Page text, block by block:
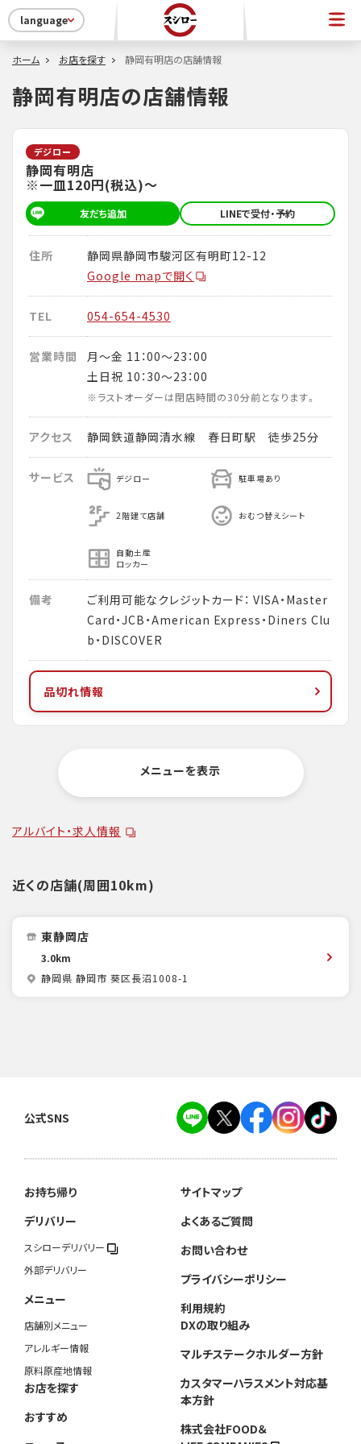
language
ホーム お店を探す 静岡有明店の店舗情報
静岡有明店の店舗情報
デジロー
静岡有明店
※一皿120円(税込)～
友だち追加 LINEで受付・予約
住所
静岡県静岡市駿河区有明町12-12
Google mapで開く
TEL 054-654-4530
営業時間
月～金 11：00～23：00
土日祝 10：30～23：00
※ラストオーダーは閉店時間の30分前となります。
アクセス 静岡鉄道静岡清水線 春日町駅 徒歩25分
サービス デジロー 駐車場あり
2階建て店舗 おむつ替えシート
自動土産
ロッカー
備考
ご利用可能なクレジットカード： VISA・Master
Card・JCB・American Express・Diners Clu
b・DISCOVER
品切れ情報
メニューを表示
アルバイト・求人情報
近くの店舗(周囲10km)
東静岡店
3.0km
静岡県 静岡市 葵区長沼1008-1
公式SNS
お持ち帰り
デリバリー
スシローデリバリー
外部デリバリー
メニュー
店舗別メニュー
アレルギー情報
原料原産地情報
お店を探す
おすすめ
サイトマップ
よくあるご質問
お問い合わせ
プライバシーポリシー
利用規約
DXの取り組み
マルチステークホルダー方針
カスタマーハラスメント対応基
本方針
株式会社FOOD＆